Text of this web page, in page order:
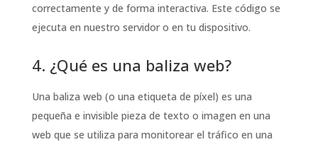
correctamente y de forma interactiva. Este código se
ejecuta en nuestro servidor o en tu dispositivo.
4. ¿Qué es una baliza web?
Una baliza web (o una etiqueta de píxel) es una
pequeña e invisible pieza de texto o imagen en una
web que se utiliza para monitorear el tráfico en una